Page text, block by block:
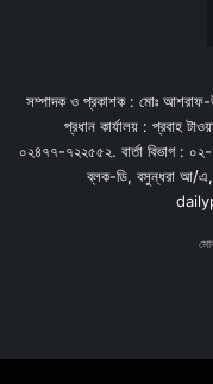
সম্পাদক ও প্রকাশক : মোঃ আশরাফ-
প্রধান কার্যালয় : প্রবাহ
০২৪৭৭-৭২২৫৫২. বার্তা বিভাগ :
ব্লক-ডি, বসুন্ধরা আ/